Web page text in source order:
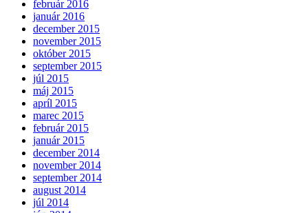
február 2016
január 2016
december 2015
november 2015
október 2015
september 2015
júl 2015
máj 2015
apríl 2015
marec 2015
február 2015
január 2015
december 2014
november 2014
september 2014
august 2014
júl 2014